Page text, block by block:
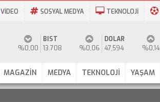
VİDEO SOSYAL MEDYA TEKNOLOJİ
%0,00
BIST
13.708
%0,06
DOLAR
47,594
%0,14
MAGAZİN MEDYA TEKNOLOJİ YAŞAM